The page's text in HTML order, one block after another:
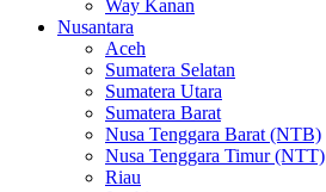
Way Kanan
Nusantara
Aceh
Sumatera Selatan
Sumatera Utara
Sumatera Barat
Nusa Tenggara Barat (NTB)
Nusa Tenggara Timur (NTT)
Riau